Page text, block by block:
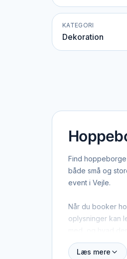
KATEGORI
Dekoration
Find
både små og
event i Vejle.
Når du booker
oplysninger kan
Vejle dækker
Læs mere